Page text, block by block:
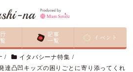
na
記事
一覧
イベント
/ イタバシーナ特集 /
達凸凹キッズの困りごとに寄り添ってくれ